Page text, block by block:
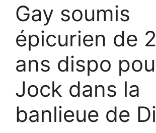
Gay soumis
épicurien de
ans dispo
Jock dans la
banlieue de